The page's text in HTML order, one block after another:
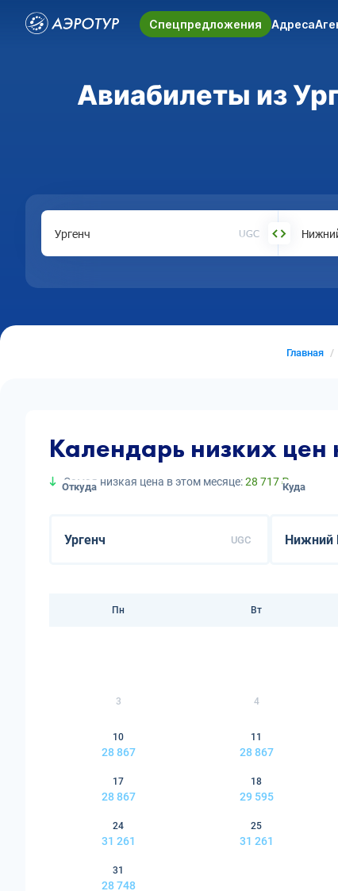
Спецпредложения Адреса
Авиабилеты из
UGC
Главная
Календарь низких
Самая низкая цена в этом месяце:28 717 ₽
Откуда
UGC
Куда
Пн Вт
3 4
10
28 867
11
28 867
17
28 867
18
29 595
24
31 261
25
31 261
31
28 748